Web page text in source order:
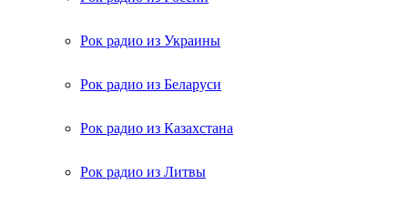
Рок радио из Украины
Рок радио из Беларуси
Рок радио из Казахстана
Рок радио из Литвы